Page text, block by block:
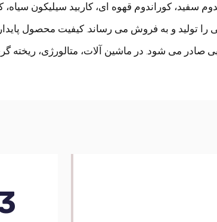
سفید، کوراندوم قهوه ای، کاربید سیلیکون
تولید و به فروش می رساند. کیفیت محصول پایدار
صادر می شود. در ماشین آلات، متالورژی، ریخته